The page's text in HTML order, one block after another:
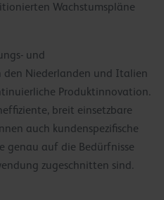
Wachstumspläne
und
Niederlanden und Italien
Produktinnovation.
breit einsetzbare
auch kundenspezifische
genau auf die Bedürfnisse
zugeschnitten sind.